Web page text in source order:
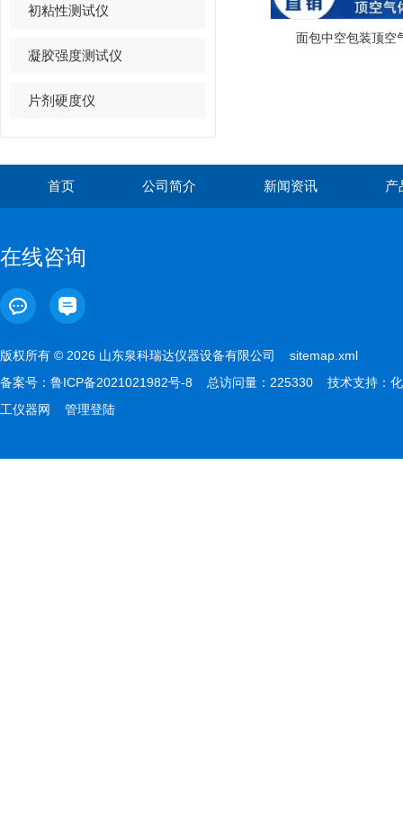
初粘性测试仪
凝胶强度测试仪
片剂硬度仪
面包中空包装顶空
首页 公司简介 新闻资讯 产
在线咨询
版权所有 © 2026 山东泉科瑞达仪器设备有限公司 sitemap.xml
备案号： 鲁ICP备2021021982号-8 总访问量：225330 技术支持： 化
工仪器网
管理登陆